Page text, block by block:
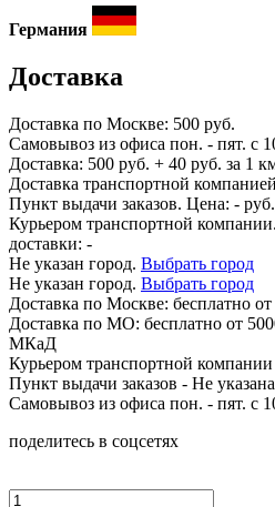
Германия
Доставка
Доставка по Москве: 500 руб.
Самовывоз из офиса пон. - пят. с
Доставка: 500 руб. + 40 руб. за 1
Доставка транспортной
Пункт выдачи заказов. Цена: -
Курьером транспортной
доставки: -
Не указан город. Выбрать город
Не указан город. Выбрать город
Доставка по Москве: бесплатно
Доставка по МО: бесплатно от
МКаД
Курьером транспортной компании
Пункт выдачи заказов - Не
Самовывоз из офиса пон. - пят. с
поделитесь в соцсетях